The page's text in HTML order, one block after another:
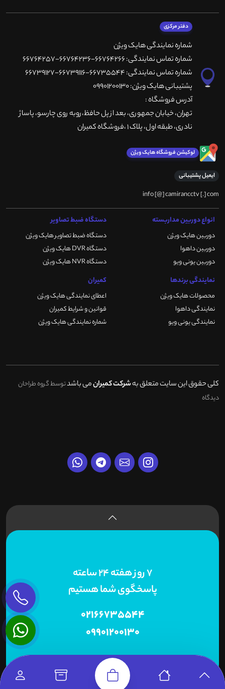
دفتر مرکزی
شماره نمایندگی هایک ویژن
شماره تماس نمایندگی: 66764266-66764236-66764257
شماره تماس نمایندگی: 66735544-66739116-66739127
پشتیبانی هایک ویژن: 09901200130
آدرس فروشگاه :
تهران، خيابان جمهوری، بعد از پل حافظ،روبه روی چارسو، پاساژ
نادری، طبقه اول، پلاک 1 ،فروشگاه کمیران
لوکیشن فروشگاه هایک ویژن
ایمیل پشتیبانی
info [@] camirancctv [.] com
انواع دوربین مداربسته
دوربین هایک ویژن
دوربین داهوا
دوربین یونی ویو
دستگاه ضبط تصاویر
دستگاه ضبط تصاویر هایک ویژن
دستگاه DVR هایک ویژن
دستگاه NVR هایک ویژن
نمایندگی برندها
محصولات هایک ویژن
نمایندگی داهوا
نمایندگی یونی ویو
کمیران
اعطای نمایندگی هایک ویژن
قوانین و شرایط کمیران
شماره نمایندگی هایک ویژن
کلی حقوق این سایت متعلق بهشرکت کمیرانمی باشدتوسط گروه طراحان
دیدگاه
7 روز هفته 24 ساعته
پاسخگوی شما هستیم
02166735544
09901200130